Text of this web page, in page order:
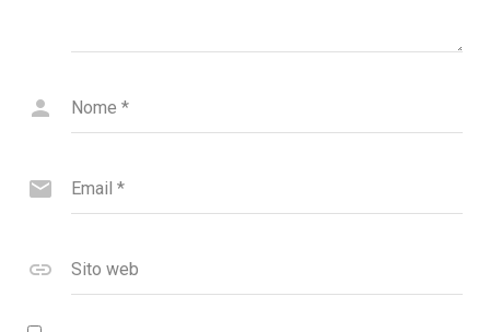
Nome *
Email *
Sito web